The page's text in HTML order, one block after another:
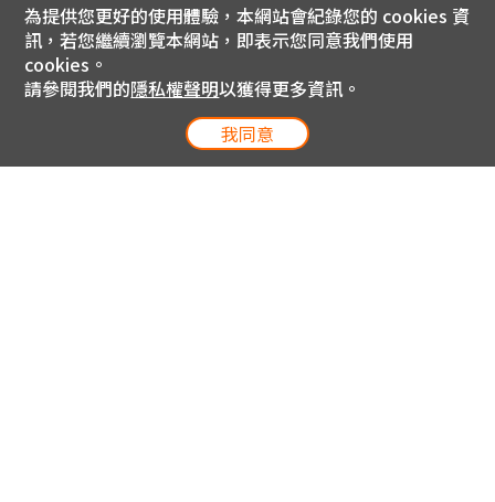
為提供您更好的使用體驗，本網站會紀錄您的 cookies 資
訊，若您繼續瀏覽本網站，即表示您同意我們使用
cookies。
請參閱我們的隱私權聲明以獲得更多資訊。
我同意